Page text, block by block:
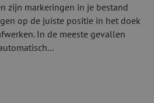
zijn markeringen in je bestand
op de juiste positie in het doek
In de meeste gevallen